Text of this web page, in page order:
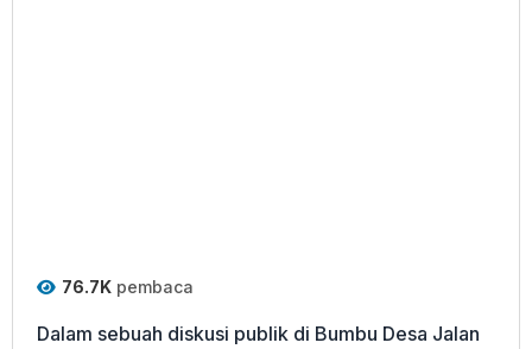
76.7K pembaca
Dalam sebuah diskusi publik di Bumbu Desa Jalan